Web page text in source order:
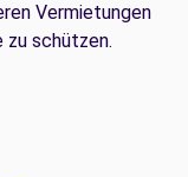
Vermietungen
zu schützen.